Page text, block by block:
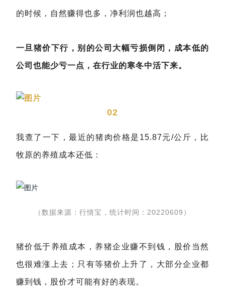
的时候，自然赚得也多，净利润也越高；
一旦猪价下行，别的公司大幅亏损倒闭，成本低的
公司也能少亏一点，在行业的寒冬中活下来。
02
我查了一下，最近的猪肉价格是15.87元/公斤，比
牧原的养殖成本还低：
（数据来源：行情宝，统计时间：20220609）
猪价低于养殖成本，养猪企业赚不到钱，股价当然
也很难涨上去；只有等猪价上升了，大部分企业都
赚到钱，股价才可能有好的表现。